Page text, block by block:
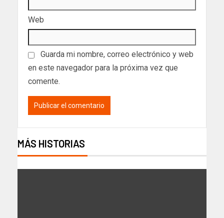
Web
Guarda mi nombre, correo electrónico y web
en este navegador para la próxima vez que
comente.
MÁS HISTORIAS